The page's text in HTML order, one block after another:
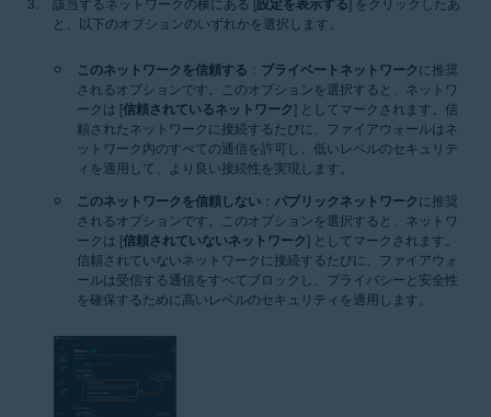
と、以下のオプションのいずれかを選択します。
このネットワークを信頼する ： プライベートネットワークに推奨
されるオプションです。このオプションを選択すると、ネットワ
ークは [信頼されているネットワーク] としてマークされます。信
頼されたネットワークに接続するたびに、ファイアウォールはネ
ットワーク内のすべての通信を許可し、低いレベルのセキュリテ
ィを適用して、より良い接続性を実現します。
このネットワークを信頼しない ： パブリックネットワークに推奨
されるオプションです。このオプションを選択すると、ネットワ
ークは [信頼されていないネットワーク] としてマークされます。
信頼されていないネットワークに接続するたびに、ファイアウォ
ールは受信する通信をすべてブロックし、プライバシーと安全性
を確保するために高いレベルのセキュリティを適用します。